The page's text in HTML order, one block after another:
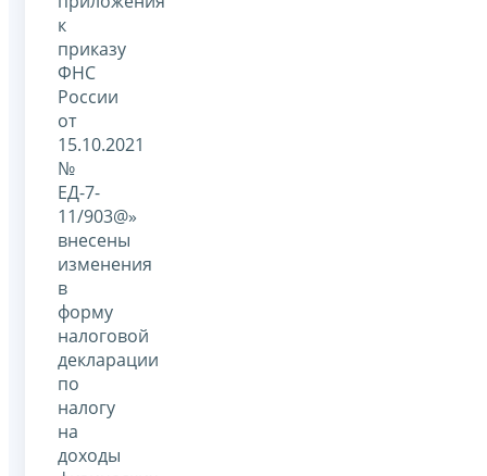
к
приказу
ФНС
России
от
15.10.2021
№
ЕД-7-
11/903@»
внесены
изменения
в
форму
налоговой
декларации
по
налогу
на
доходы